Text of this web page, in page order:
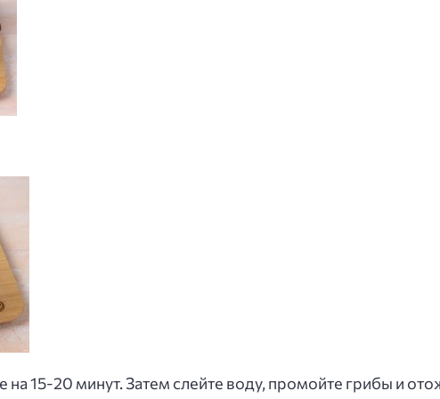
15-20 минут. Затем слейте воду, промойте грибы и